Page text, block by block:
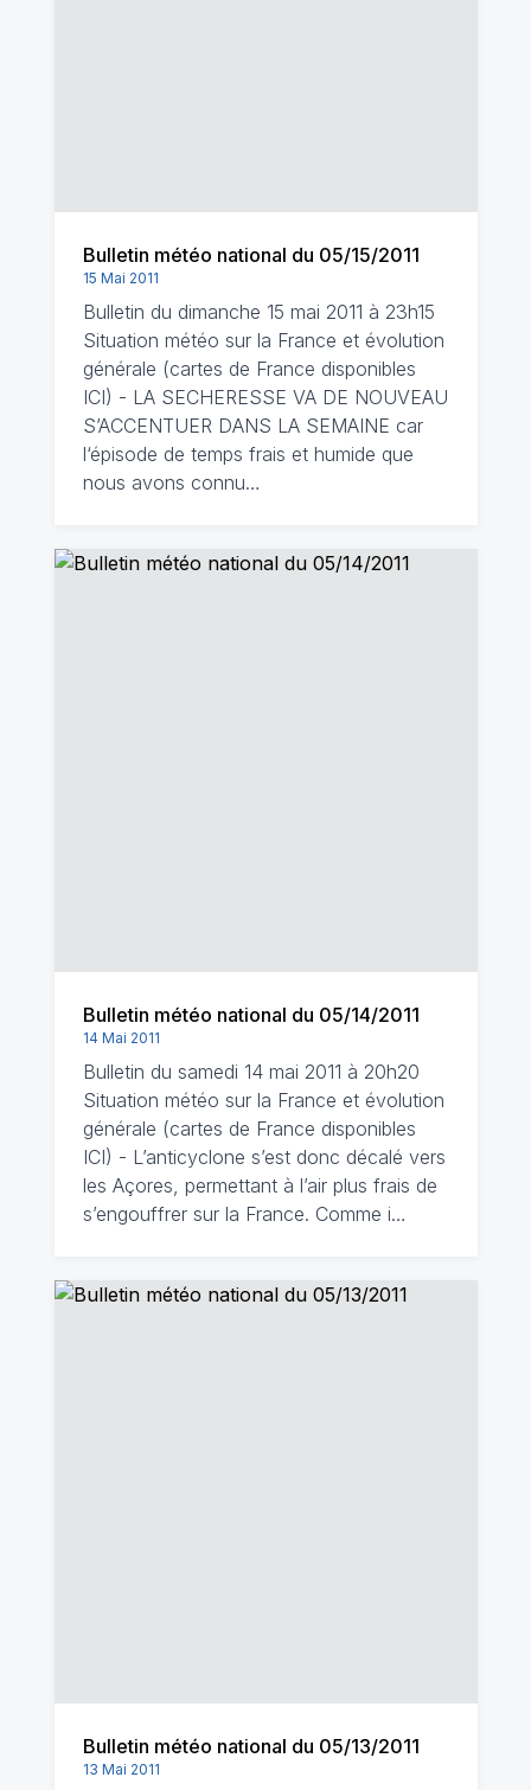
Bulletin météo national du 05/15/2011
15 Mai 2011
Bulletin du dimanche 15 mai 2011 à 23h15
Situation météo sur la France et évolution
générale (cartes de France disponibles
ICI) - LA SECHERESSE VA DE NOUVEAU
S’ACCENTUER DANS LA SEMAINE car
l‘épisode de temps frais et humide que
nous avons connu…
Bulletin météo national du 05/14/2011
14 Mai 2011
Bulletin du samedi 14 mai 2011 à 20h20
Situation météo sur la France et évolution
générale (cartes de France disponibles
ICI) - L’anticyclone s’est donc décalé vers
les Açores, permettant à l’air plus frais de
s’engouffrer sur la France. Comme i…
Bulletin météo national du 05/13/2011
13 Mai 2011